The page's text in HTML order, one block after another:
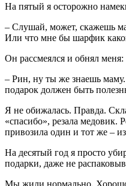
На пятый я осторожно
– Слушай, может, скажешь
Или что мне бы шарфик
Он рассмеялся и обнял меня:
– Рин, ну ты же знаешь
подарок должен быть
Я не обижалась. Правда.
«спасибо», резала медовик.
привозила один и тот же –
На десятый год я просто
подарки, даже не
Мы жили нормально. Хорошо